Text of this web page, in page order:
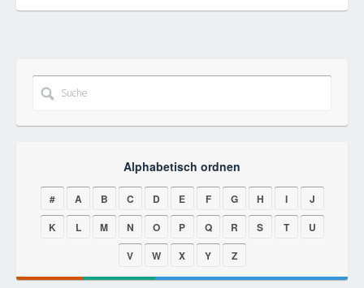
Alphabetisch ordnen
# A B C D E F G H I
J
K
L M N O P Q R S T
U
V
W X Y Z